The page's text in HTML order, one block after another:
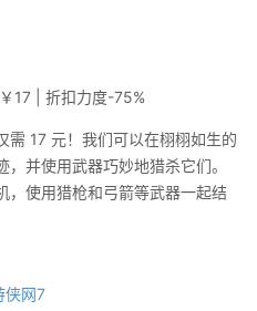
17 | 折扣力度-75%
需 17 元！我们可以在栩栩如生的
并使用武器巧妙地猎杀它们。
，使用猎枪和弓箭等武器一起结